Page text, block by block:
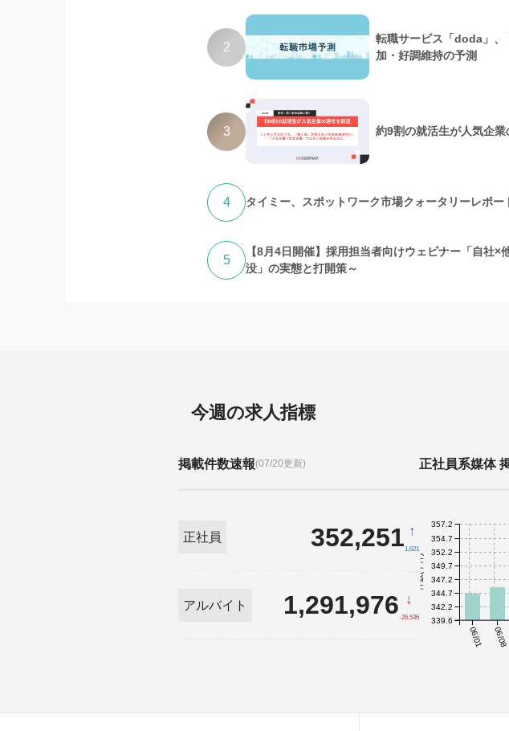
2
転職サービス「doda」
加・好調維持の予測
3 約9割の就活生が人気企業
4 タイミー、スポットワーク市場クォータリーレポ
5
【8月4日開催】採用担当者向けウェビナー「自社
没」の実態と打開策～
今週の求人指標
掲載件数速報(07/20更新)
正社員 352,251 ↑
1,621
アルバイト 1,291,976 ↓
-26,536
正社員系媒体
06/01 06/08
件数(千件)
339.6
342.2
344.7
347.2
349.7
352.2
354.7
357.2